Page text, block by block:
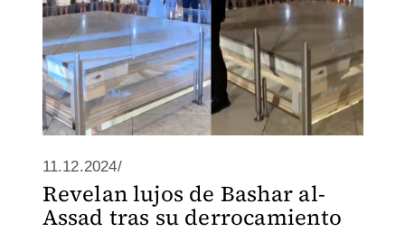
11.12.2024/
Revelan lujos de Bashar al-
Assad tras su derrocamiento